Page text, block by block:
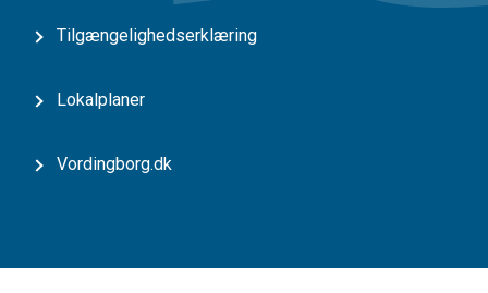
Tilgængelighedserklæring
Lokalplaner
Vordingborg.dk